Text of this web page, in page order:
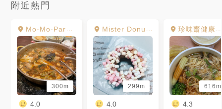
附近熱門
Mo-Mo-Paradise 重新家樂福牧場
300m
4.0
Mister Donut甜甜圈專賣店
299m
4.0
珍味齋健康蔬食素餐館
616m
4.3